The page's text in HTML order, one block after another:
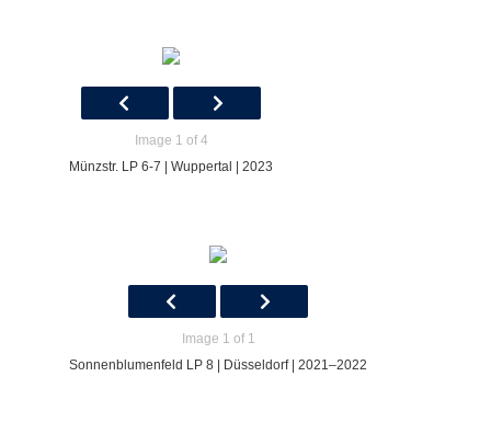
Image 1 of 4
Münzstr. LP 6-7 | Wuppertal | 2023
Image 1 of 1
Sonnenblumenfeld LP 8 | Düsseldorf | 2021–2022